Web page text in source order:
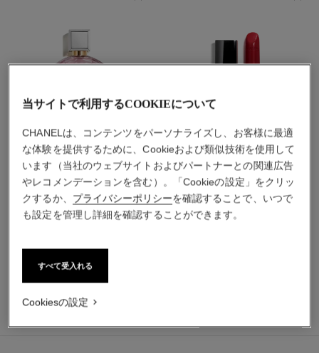
チャンス オー タンドゥル
オードゥ パルファム
参照番号126260
最小サイズの価格
ルージュ アリュール
リップスティック（鮮やかな
発色）
参照番号160990
当サイトで利用するCOOKIEについて
CHANELは、コンテンツをパーソナライズし、お客様に最適
な体験を提供するために、Cookieおよび類似技術を使用して
います（当社のウェブサイトおよびパートナーとの関連広告
やレコメンデーションを含む）。「Cookieの設定」をクリッ
クするか、 プライバシーポリシーを確認することで、いつで
も設定を管理し詳細を確認することができます。
すべて受入れる
Cookiesの設定